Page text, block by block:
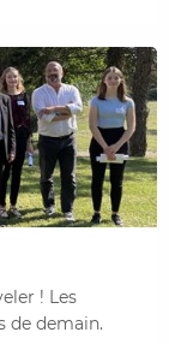
! Les
de demain.